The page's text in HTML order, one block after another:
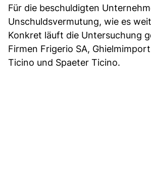
Für die beschuldigten
Unschuldsvermutung, wie es
Konkret läuft die Untersuchung
Firmen Frigerio SA,
Ticino und Spaeter Ticino.